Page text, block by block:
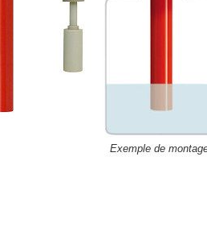
Exemple de